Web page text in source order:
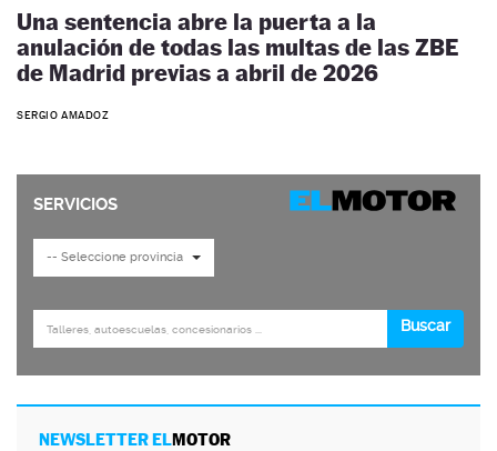
Una sentencia abre la puerta a la
anulación de todas las multas de las ZBE
de Madrid previas a abril de 2026
SERGIO AMADOZ
NEWSLETTER ELMOTOR